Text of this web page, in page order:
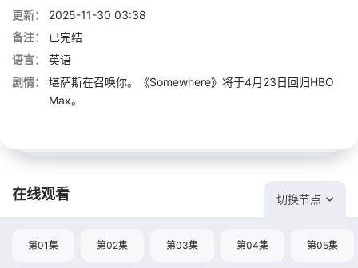
更新：
2025-11-30 03:38
备注：
已完结
语言：
英语
剧情：
堪萨斯在召唤你。《Somewhere》将于4月23日回归HBO
Max。
在线观看 切换节点
第01集 第02集 第03集 第04集 第05集